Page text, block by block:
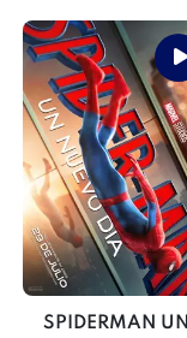
SPIDERMAN UN